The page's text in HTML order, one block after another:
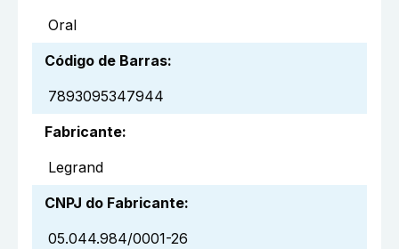
Oral
Código de Barras:
7893095347944
Fabricante:
Legrand
CNPJ do Fabricante:
05.044.984/0001-26